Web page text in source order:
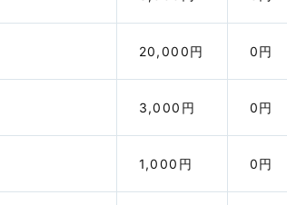
かったために、被保険者が目的地において
衣類、生活必需品等を購入またはレンタル
20,000円 0円
3,000円 0円
1,000円 0円